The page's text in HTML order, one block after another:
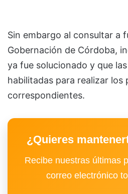
Sin embargo al consultar a
Gobernación de Córdoba,
ya fue solucionado y que
habilitadas para realizar los
correspondientes.
¿Quieres
Recibe nuestras últimas
correo electrónico